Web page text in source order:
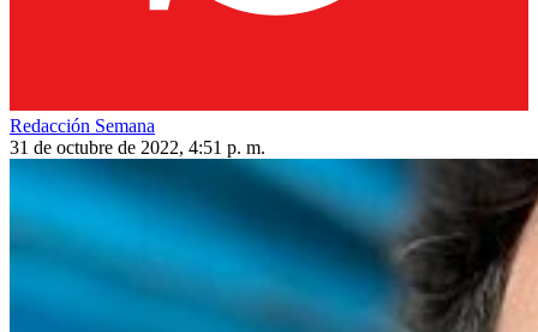
Redacción Semana
31 de octubre de 2022, 4:51 p. m.